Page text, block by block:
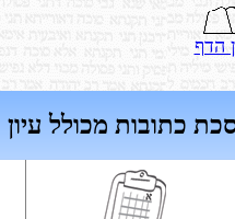
הדף
כתובות מכולל